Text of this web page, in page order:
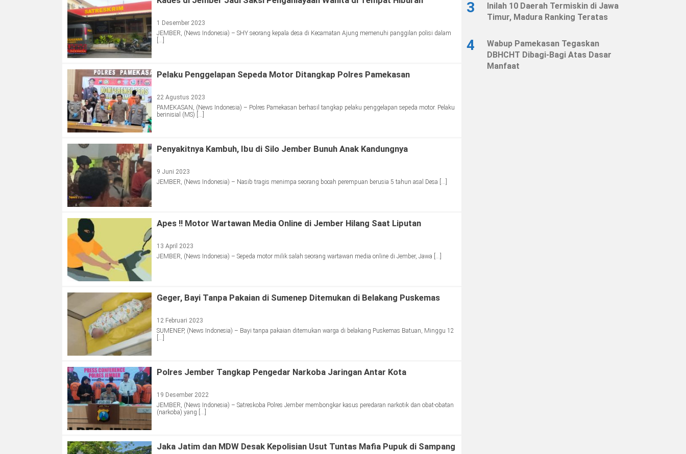
1 Desember 2023
JEMBER, (News Indonesia) – SHY seorang kepala desa di Kecamatan Ajung memenuhi panggilan polisi dalam
[…]
Pelaku Penggelapan Sepeda Motor Ditangkap Polres Pamekasan
22 Agustus 2023
PAMEKASAN, (News Indonesia) – Polres Pamekasan berhasil tangkap pelaku penggelapan sepeda motor. Pelaku
berinisial (MS) […]
Penyakitnya Kambuh, Ibu di Silo Jember Bunuh Anak Kandungnya
9 Juni 2023
JEMBER, (News Indonesia) – Nasib tragis menimpa seorang bocah perempuan berusia 5 tahun asal Desa […]
Apes !! Motor Wartawan Media Online di Jember Hilang Saat Liputan
13 April 2023
JEMBER, (News Indonesia) – Sepeda motor milik salah seorang wartawan media online di Jember, Jawa […]
Geger, Bayi Tanpa Pakaian di Sumenep Ditemukan di Belakang Puskemas
12 Februari 2023
SUMENEP, (News Indonesia) – Bayi tanpa pakaian ditemukan warga di belakang Puskemas Batuan, Minggu 12
[…]
Polres Jember Tangkap Pengedar Narkoba Jaringan Antar Kota
19 Desember 2022
JEMBER, (News Indonesia) – Satreskoba Polres Jember membongkar kasus peredaran narkotik dan obat-obatan
(narkoba) yang […]
Jaka Jatim dan MDW Desak Kepolisian Usut Tuntas Mafia Pupuk di Sampang
3
Inilah 10 Daerah Termiskin di Jawa
Timur, Madura Ranking Teratas
4
Wabup Pamekasan Tegaskan
DBHCHT Dibagi-Bagi Atas Dasar
Manfaat